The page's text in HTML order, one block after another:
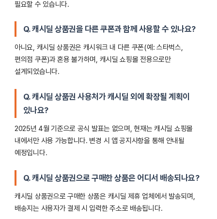
필요할 수 있습니다.
Q. 캐시딜 상품권을 다른 쿠폰과 함께 사용할 수 있나요?
아니요, 캐시딜 상품권은 캐시워크 내 다른 쿠폰(예: 스타벅스,
편의점 쿠폰)과 혼용 불가하며, 캐시딜 쇼핑몰 전용으로만
설계되었습니다.
Q. 캐시딜 상품권 사용처가 캐시딜 외에 확장될 계획이
있나요?
2025년 4월 기준으로 공식 발표는 없으며, 현재는 캐시딜 쇼핑몰
내에서만 사용 가능합니다. 변경 시 앱 공지사항을 통해 안내될
예정입니다.
Q. 캐시딜 상품권으로 구매한 상품은 어디서 배송되나요?
캐시딜 상품권으로 구매한 상품은 캐시딜 제휴 업체에서 발송되며,
배송지는 사용자가 결제 시 입력한 주소로 배송됩니다.